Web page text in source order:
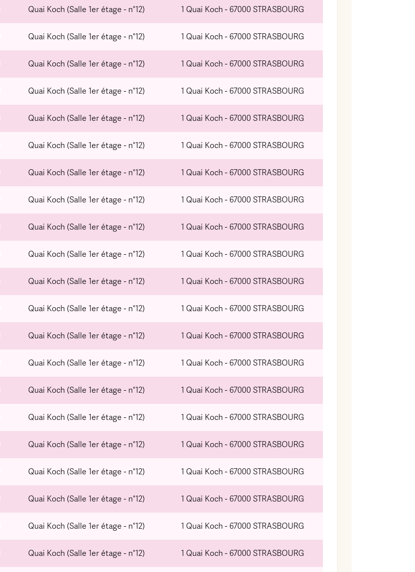
Quai Koch (Salle 1er étage - n°12) 1 Quai Koch - 67000 STRASBOURG
Quai Koch (Salle 1er étage - n°12) 1 Quai Koch - 67000 STRASBOURG
Quai Koch (Salle 1er étage - n°12) 1 Quai Koch - 67000 STRASBOURG
Quai Koch (Salle 1er étage - n°12) 1 Quai Koch - 67000 STRASBOURG
Quai Koch (Salle 1er étage - n°12) 1 Quai Koch - 67000 STRASBOURG
Quai Koch (Salle 1er étage - n°12) 1 Quai Koch - 67000 STRASBOURG
Quai Koch (Salle 1er étage - n°12) 1 Quai Koch - 67000 STRASBOURG
Quai Koch (Salle 1er étage - n°12) 1 Quai Koch - 67000 STRASBOURG
Quai Koch (Salle 1er étage - n°12) 1 Quai Koch - 67000 STRASBOURG
Quai Koch (Salle 1er étage - n°12) 1 Quai Koch - 67000 STRASBOURG
Quai Koch (Salle 1er étage - n°12) 1 Quai Koch - 67000 STRASBOURG
Quai Koch (Salle 1er étage - n°12) 1 Quai Koch - 67000 STRASBOURG
Quai Koch (Salle 1er étage - n°12) 1 Quai Koch - 67000 STRASBOURG
Quai Koch (Salle 1er étage - n°12) 1 Quai Koch - 67000 STRASBOURG
Quai Koch (Salle 1er étage - n°12) 1 Quai Koch - 67000 STRASBOURG
Quai Koch (Salle 1er étage - n°12) 1 Quai Koch - 67000 STRASBOURG
Quai Koch (Salle 1er étage - n°12) 1 Quai Koch - 67000 STRASBOURG
Quai Koch (Salle 1er étage - n°12) 1 Quai Koch - 67000 STRASBOURG
Quai Koch (Salle 1er étage - n°12) 1 Quai Koch - 67000 STRASBOURG
Quai Koch (Salle 1er étage - n°12) 1 Quai Koch - 67000 STRASBOURG
Quai Koch (Salle 1er étage - n°12) 1 Quai Koch - 67000 STRASBOURG